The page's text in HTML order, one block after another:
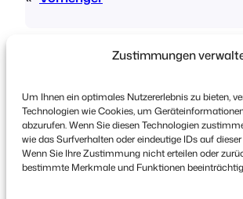
Zustimmungen
Um Ihnen ein optimales Nutzererlebnis zu bieten,
Technologien wie Cookies, um
abzurufen. Wenn Sie diesen Technologien
wie das Surfverhalten oder eindeutige IDs auf
Wenn Sie Ihre Zustimmung nicht erteilen oder
bestimmte Merkmale und Funktionen
Urheberrecht © 2026 FooEvents.
vorbehalten.